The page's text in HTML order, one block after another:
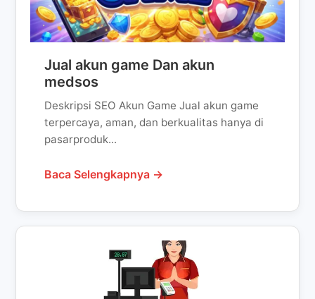
Jual akun game Dan akun
medsos
Deskripsi SEO Akun Game Jual akun game
terpercaya, aman, dan berkualitas hanya di
pasarproduk...
Baca Selengkapnya →